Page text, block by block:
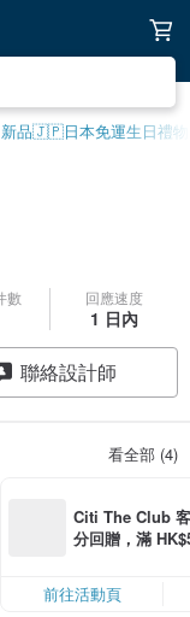
品🇯🇵日本免運生日禮物
數 回應速度
1 日內
聯絡設計師
看全部 (4)
Citi The Club
分回贈，滿
前往活動頁